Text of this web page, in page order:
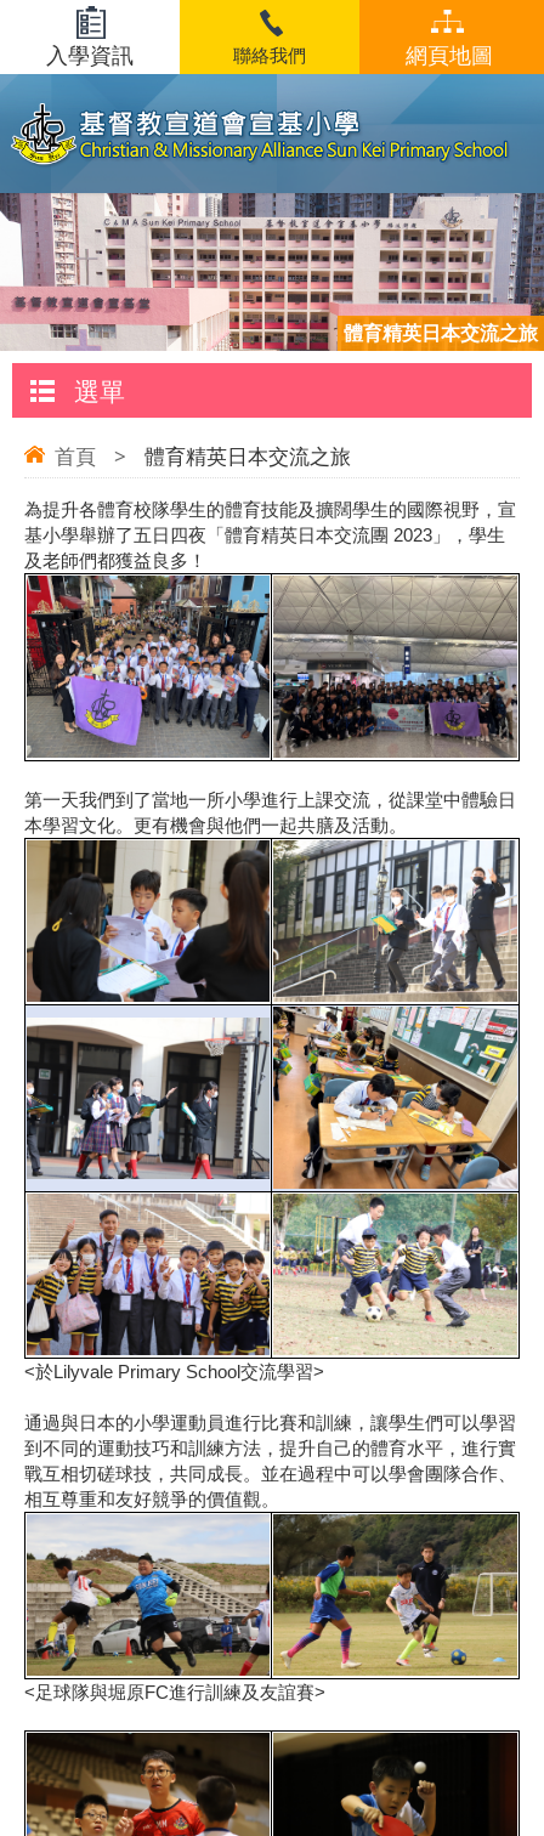
入學資訊 聯絡我們 網頁地圖
體育精英日本交流之旅
選單
首頁 > 體育精英日本交流之旅
為提升各體育校隊學生的體育技能及擴闊學生的國際視野，宣
基小學舉辦了五日四夜「體育精英日本交流團 2023」，學生
及老師們都獲益良多！
第一天我們到了當地一所小學進行上課交流，從課堂中體驗日
本學習文化。更有機會與他們一起共膳及活動。
<於Lilyvale Primary School交流學習>
通過與日本的小學運動員進行比賽和訓練，讓學生們可以學習
到不同的運動技巧和訓練方法，提升自己的體育水平，進行實
戰互相切磋球技，共同成長。並在過程中可以學會團隊合作、
相互尊重和友好競爭的價值觀。
<足球隊與堀原FC進行訓練及友誼賽>